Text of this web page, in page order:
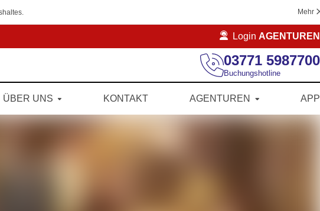
Mehr
Login AGENTUREN
03771 5987700
Buchungshotline
ÜBER UNS KONTAKT AGENTUREN APP